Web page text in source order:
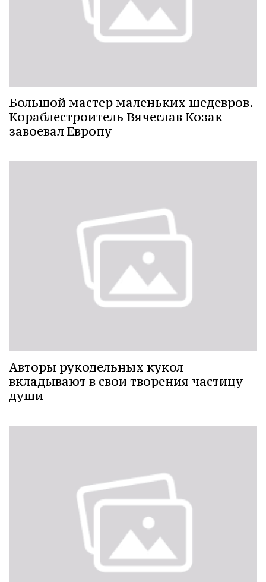
Большой мастер маленьких шедевров.
Кораблестроитель Вячеслав Козак
завоевал Европу
Авторы рукодельных кукол
вкладывают в свои творения частицу
души